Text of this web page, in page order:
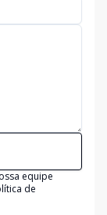
equipe
de